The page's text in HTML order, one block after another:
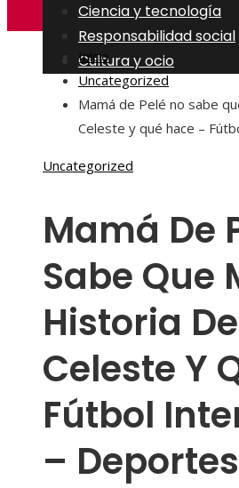
Ciencia y tecnología
Responsabilidad social
Cultura y ocio
Inicio
Uncategorized
Mamá de Pelé no sabe
Celeste y qué hace –
Uncategorized
Mamá De
Sabe Que
Historia
Celeste Y
Fútbol
– Deportes